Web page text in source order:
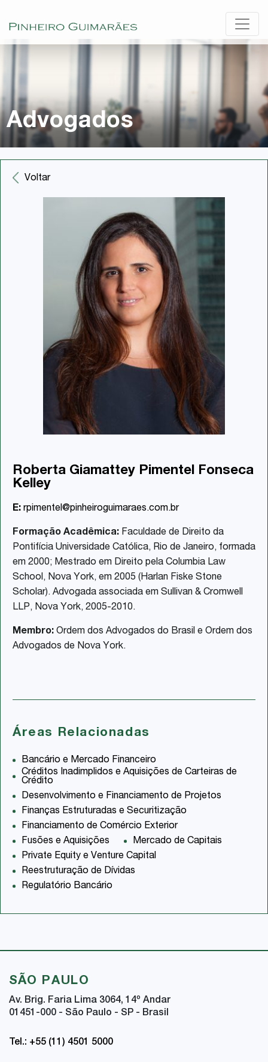
Advogados
Voltar
Roberta Giamattey Pimentel Fonseca
Kelley
E: rpimentel@pinheiroguimaraes.com.br
Formação Acadêmica: Faculdade de Direito da
Pontifícia Universidade Católica, Rio de Janeiro, formada
em 2000; Mestrado em Direito pela Columbia Law
School, Nova York, em 2005 (Harlan Fiske Stone
Scholar). Advogada associada em Sullivan & Cromwell
LLP, Nova York, 2005-2010.
Membro: Ordem dos Advogados do Brasil e Ordem dos
Advogados de Nova York.
Áreas Relacionadas
Bancário e Mercado Financeiro
Créditos Inadimplidos e Aquisições de Carteiras de
Crédito
Desenvolvimento e Financiamento de Projetos
Finanças Estruturadas e Securitização
Financiamento de Comércio Exterior
Fusões e Aquisições
Mercado de Capitais
Private Equity e Venture Capital
Reestruturação de Dívidas
Regulatório Bancário
SÃO PAULO
Av. Brig. Faria Lima 3064, 14º Andar
01451-000 - São Paulo - SP - Brasil
Tel.: +55 (11) 4501 5000